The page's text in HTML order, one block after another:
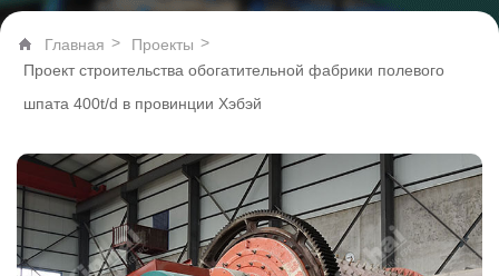
Главная > Проекты >
Проект строительства обогатительной фабрики полевого
шпата 400t/d в провинции Хэбэй